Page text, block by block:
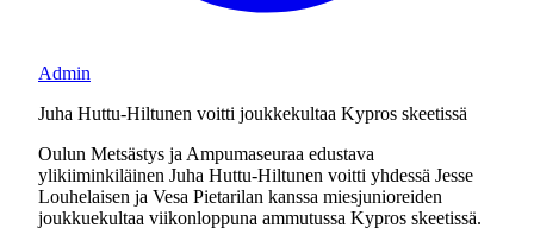
Admin
Juha Huttu-Hiltunen voitti joukkekultaa Kypros skeetissä
Oulun Metsästys ja Ampumaseuraa edustava
ylikiiminkiläinen Juha Huttu-Hiltunen voitti yhdessä Jesse
Louhelaisen ja Vesa Pietarilan kanssa miesjunioreiden
joukkuekultaa viikonloppuna ammutussa Kypros skeetissä.